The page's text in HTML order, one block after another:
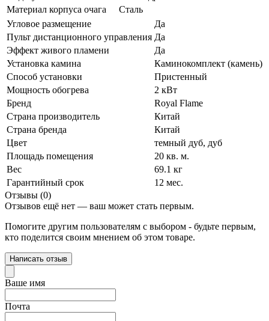
Материал корпуса очага
Сталь
Угловое размещение
Да
Пульт дистанционного управления Да
Эффект живого пламени
Да
Установка камина
Каминокомплект (камень)
Способ установки
Пристенный
Мощность обогрева
2 кВт
Бренд
Royal Flame
Страна производитель
Китай
Страна бренда
Китай
Цвет
темный дуб, дуб
Площадь помещения
20 кв. м.
Вес
69.1 кг
Гарантийный срок
12 мес.
Отзывы (0)
Отзывов ещё нет — ваш может стать первым.
Помогите другим пользователям с выбором - будьте первым,
кто поделится своим мнением об этом товаре.
Написать отзыв
Ваше имя
Почта